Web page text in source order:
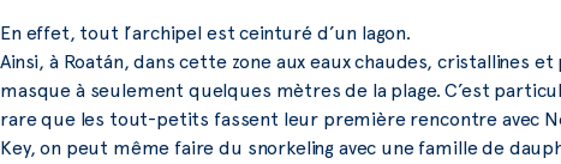
En effet, tout l’archipel est ceinturé d’un lagon.
Ainsi, à Roatán, dans cette zone aux eaux chaudes, cristallines
masque à seulement quelques mètres de la plage. C’est
rare que les tout-petits fassent leur première rencontre avec
Key, on peut même faire du snorkeling avec une famille de